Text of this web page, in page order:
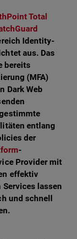
Total
Identity-
aus. Das
bereits
(MFA)
Dark Web
entlang
der
-
Provider mit
effektiv
lassen
und schnell